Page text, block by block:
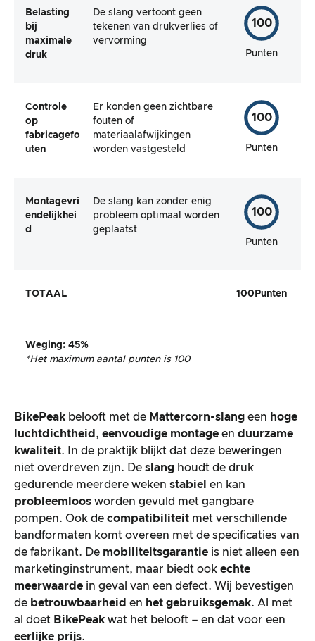
Belasting
bij
maximale
druk
De slang vertoont geen
tekenen van drukverlies of
vervorming
100
Punten
Controle
op
fabricagefo
uten
Er konden geen zichtbare
fouten of
materiaalafwijkingen
worden vastgesteld
100
Punten
Montagevri
endelijkhei
d
De slang kan zonder enig
probleem optimaal worden
geplaatst
100
Punten
TOTAAL 100 Punten
Weging: 45%
*Het maximum aantal punten is 100
BikePeak belooft met de Mattercorn-slang een hoge
luchtdichtheid , eenvoudige montage en duurzame
kwaliteit. In de praktijk blijkt dat deze beweringen
niet overdreven zijn. De slang houdt de druk
gedurende meerdere weken stabiel en kan
probleemloos worden gevuld met gangbare
pompen. Ook de compatibiliteit met verschillende
bandformaten komt overeen met de specificaties van
de fabrikant. De mobiliteitsgarantie is niet alleen een
marketinginstrument, maar biedt ook echte
meerwaarde in geval van een defect. Wij bevestigen
de betrouwbaarheid en het gebruiksgemak. Al met
al doet BikePeak wat het belooft – en dat voor een
eerlijke prijs.